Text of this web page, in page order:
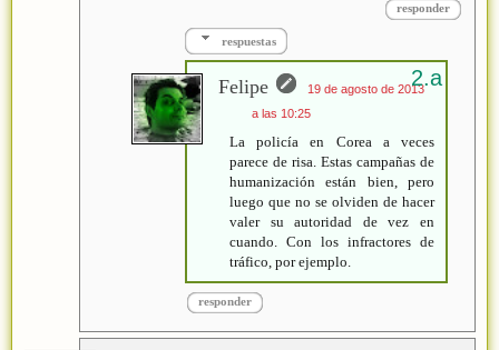
responder
respuestas
Felipe
19 de agosto de 2013
a las 10:25
La policía en Corea a veces
parece de risa. Estas campañas de
humanización están bien, pero
luego que no se olviden de hacer
valer su autoridad de vez en
cuando. Con los infractores de
tráfico, por ejemplo.
responder